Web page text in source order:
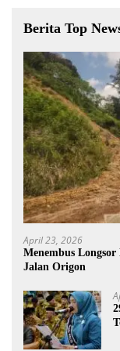
Berita Top
April 23, 2026
Menembus
Jalan Origon